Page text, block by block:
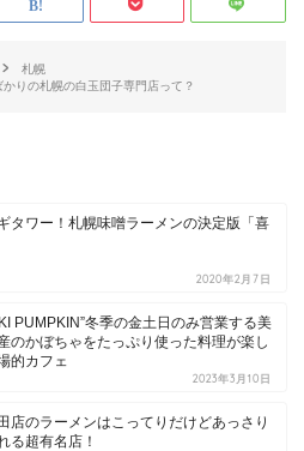
札幌
りの札幌の白玉団子専門店って？
タワー！札幌味噌ラーメンの決定版「喜
2020年2月7日
PUMPKIN”冬季の金土日のみ営業する美
のかぼちゃをたっぷり使った料理が楽し
的カフェ
2023年3月10日
店のラーメンはこってりだけどあっさり
る超有名店！